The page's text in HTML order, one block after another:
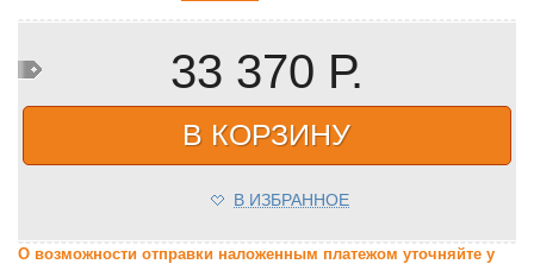
33 370 Р.
В КОРЗИНУ
В ИЗБРАННОЕ
О возможности отправки наложенным платежом уточняйте у